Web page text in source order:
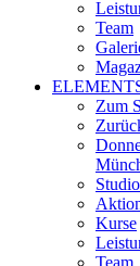
Team
Zum
Kurse
Team